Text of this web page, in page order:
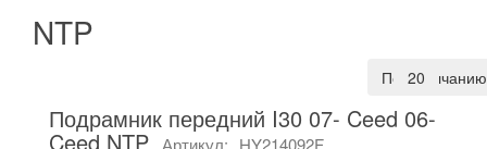
NTP
20
По умолчанию
Подрамник передний I30 07- Ceed 06-
Ceed NTP Артикул: HY214092F